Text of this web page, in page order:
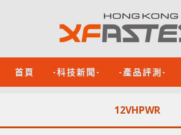
首頁 -科技新聞- -產品評測-
12VHPWR